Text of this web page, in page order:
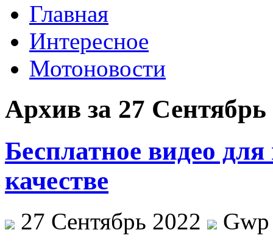
Главная
Интересное
Мотоновости
Архив за 27 Сентябрь
Бесплатное видео
качестве
27 Сентябрь 2022
Gwp